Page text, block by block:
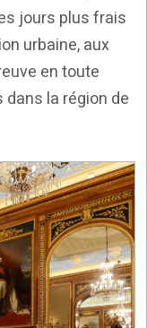
jours plus frais
urbaine, aux
en toute
la région de